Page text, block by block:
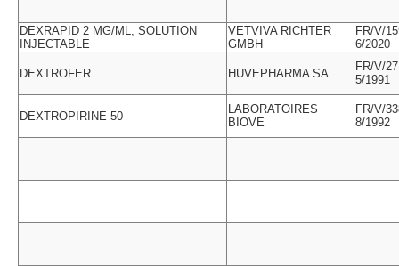
DEXRAPID 2 MG/ML, SOLUTION
INJECTABLE
VETVIVA RICHTER
GMBH
FR/V/
6/2020
DEXTROFER HUVEPHARMA SA
FR/V/
5/1991
DEXTROPIRINE 50
LABORATOIRES
BIOVE
FR/V/
8/1992